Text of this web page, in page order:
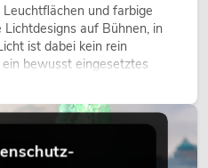
und farbige
auf Bühnen, in
ist dabei kein rein
bewusst eingesetztes
gibt Szenen